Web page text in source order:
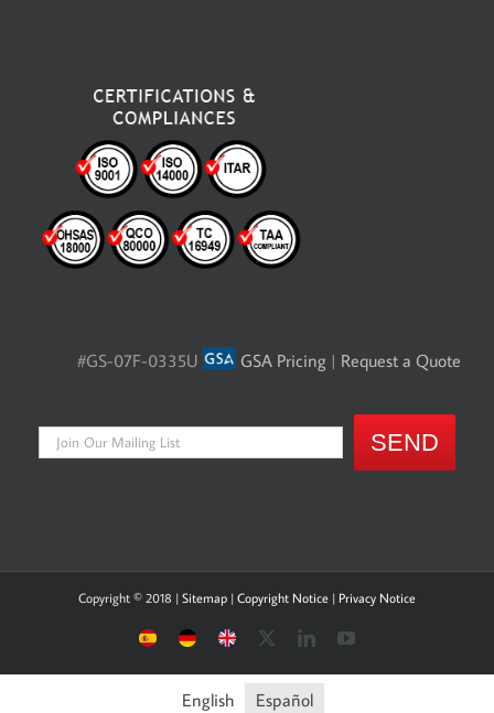
#GS-07F-0335U GSA Pricing | Request a Quote
Copyright © 2018 | Sitemap | Copyright Notice | Privacy Notice
Sitio
Deutsche
UK
LinkedInYouTube
English Español